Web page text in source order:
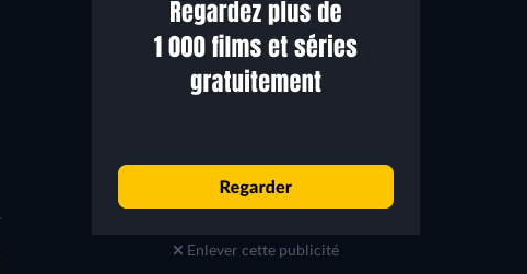
Enlever cette publicité